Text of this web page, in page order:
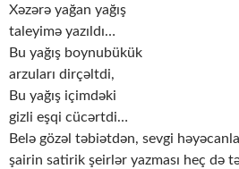
Xəzərə yağan yağış
taleyimə yazıldı…
Bu yağış boynubükük
arzuları dirçəltdi,
Bu yağış içimdəki
gizli eşqi cücərtdi…
Belə gözəl təbiətdən, sevgi
şairin satirik şeirlər yazması heç də